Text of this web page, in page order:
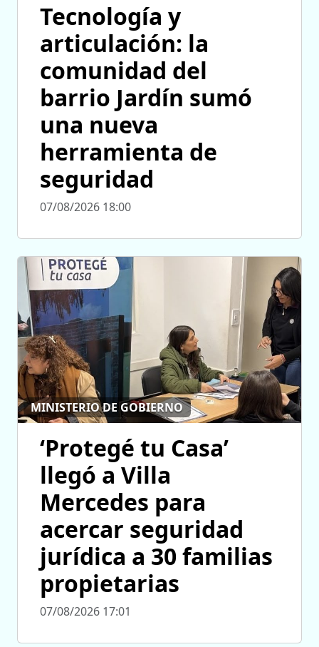
Tecnología y
articulación: la
comunidad del
barrio Jardín sumó
una nueva
herramienta de
seguridad
07/08/2026 18:00
MINISTERIO DE GOBIERNO
‘Protegé tu Casa’
llegó a Villa
Mercedes para
acercar seguridad
jurídica a 30 familias
propietarias
07/08/2026 17:01